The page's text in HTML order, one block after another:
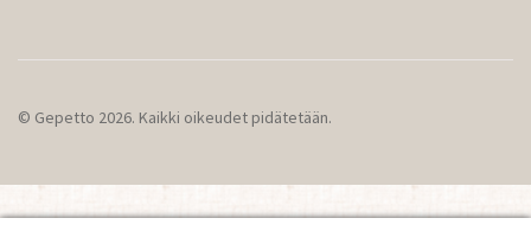
© Gepetto 2026. Kaikki oikeudet pidätetään.